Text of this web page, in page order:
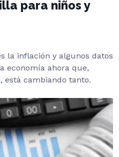
para niños y
la inflación y algunos datos
economía ahora que,
está cambiando tanto.